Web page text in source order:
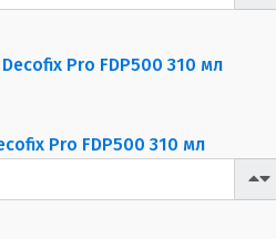
Pro FDP500 310 мл